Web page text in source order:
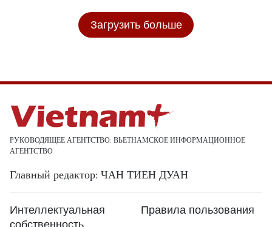
Загрузить больше
РУКОВОДЯЩЕЕ АГЕНТСТВО: ВЬЕТНАМСКОЕ ИНФОРМАЦИОННОЕ
АГЕНТСТВО
Главный редактор: ЧАН ТИЕН ДУАН
Интеллектуальная
Правила пользования